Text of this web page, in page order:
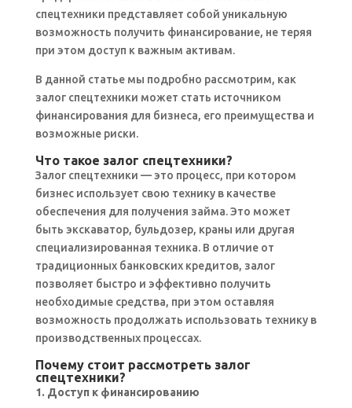
спецтехники представляет собой уникальную
возможность получить финансирование, не теряя
при этом доступ к важным активам.
В данной статье мы подробно рассмотрим, как
залог спецтехники может стать источником
финансирования для бизнеса, его преимущества и
возможные риски.
Что такое залог спецтехники?
Залог спецтехники — это процесс, при котором
бизнес использует свою технику в качестве
обеспечения для получения займа. Это может
быть экскаватор, бульдозер, краны или другая
специализированная техника. В отличие от
традиционных банковских кредитов, залог
позволяет быстро и эффективно получить
необходимые средства, при этом оставляя
возможность продолжать использовать технику в
производственных процессах.
Почему стоит рассмотреть залог
спецтехники?
1. Доступ к финансированию